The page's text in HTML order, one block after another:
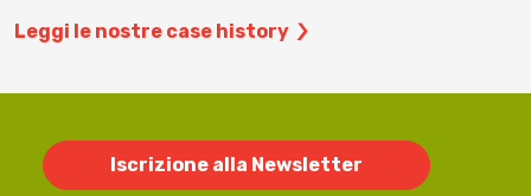
Leggi le nostre case history
Iscrizione alla Newsletter